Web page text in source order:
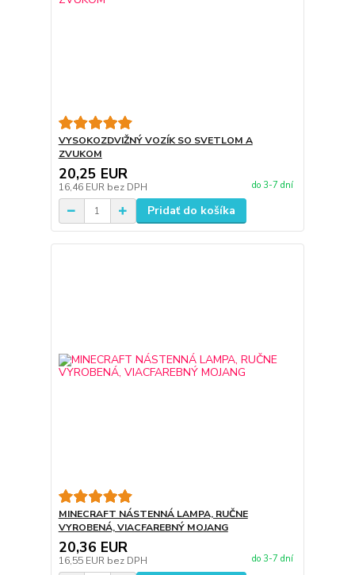
VYSOKOZDVIŽNÝ VOZÍK SO SVETLOM A
ZVUKOM
20,25 EUR
16,46 EUR bez DPH do 3-7 dní
Pridať do košíka
MINECRAFT NÁSTENNÁ LAMPA, RUČNE
VYROBENÁ, VIACFAREBNÝ MOJANG
20,36 EUR
16,55 EUR bez DPH do 3-7 dní